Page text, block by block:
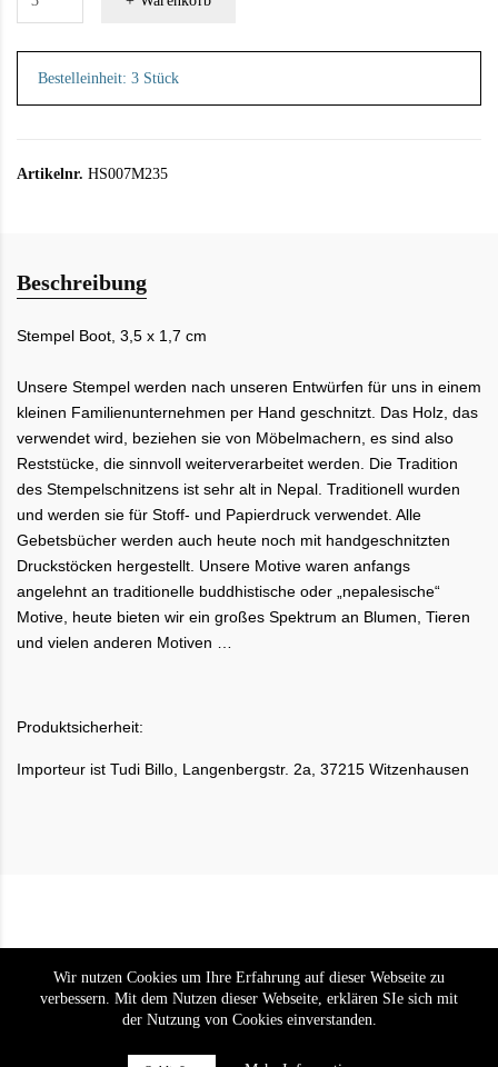
Bestelleinheit: 3 Stück
Artikelnr. HS007M235
Beschreibung
Stempel Boot, 3,5 x 1,7 cm
Unsere Stempel werden nach unseren Entwürfen für uns in einem
kleinen Familienunternehmen per Hand geschnitzt. Das Holz, das
verwendet wird, beziehen sie von Möbelmachern, es sind also
Reststücke, die sinnvoll weiterverarbeitet werden. Die Tradition
des Stempelschnitzens ist sehr alt in Nepal. Traditionell wurden
und werden sie für Stoff- und Papierdruck verwendet. Alle
Gebetsbücher werden auch heute noch mit handgeschnitzten
Druckstöcken hergestellt. Unsere Motive waren anfangs
angelehnt an traditionelle buddhistische oder „nepalesische“
Motive, heute bieten wir ein großes Spektrum an Blumen, Tieren
und vielen anderen Motiven …
Produktsicherheit:
Importeur ist Tudi Billo, Langenbergstr. 2a, 37215 Witzenhausen
Wir nutzen Cookies um Ihre Erfahrung auf dieser Webseite zu
verbessern. Mit dem Nutzen dieser Webseite, erklären SIe sich mit
der Nutzung von Cookies einverstanden.